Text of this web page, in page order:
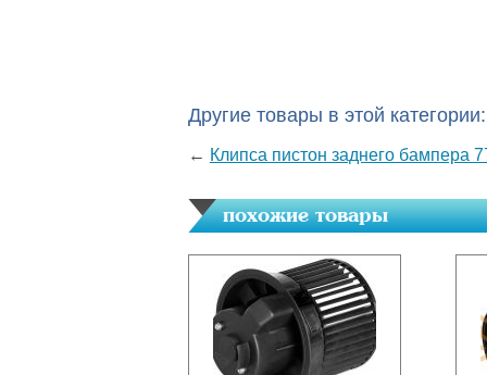
Другие товары в этой категории:
← Клипса пистон заднего бампера
похожие товары